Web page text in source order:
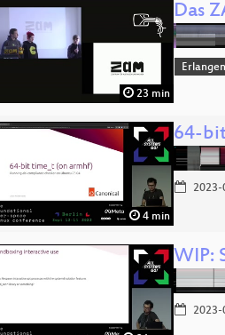
23 min
Das
4 min
64-
WIP: